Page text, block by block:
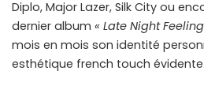
Diplo, Major Lazer, Silk City ou
dernier album « Late Night
mois en mois son identité
esthétique french touch évidente.